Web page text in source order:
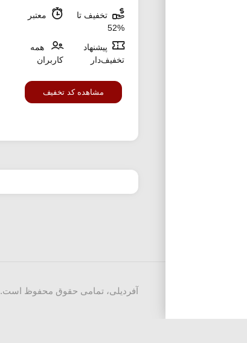
تخفیف تا
%52
معتبر
پیشنهاد
تخفیف‌دار
همه
کاربران
مشاهده کد تخفیف
آفردیلی، تمامی حقوق محفوظ است.